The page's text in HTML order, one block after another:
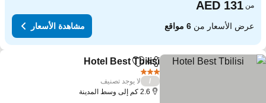
من
عرض الأسعار من6 مواقع مشاهدة الأسعار
مشاركةAdd to favorites
Hotel Best Tbilisi
لا يوجد تصنيف
2.6 كم إلى وسط المدينة